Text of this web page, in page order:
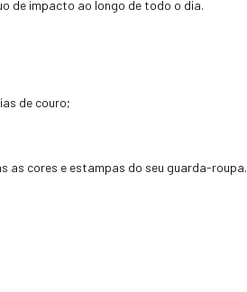
de impacto ao longo de todo o dia.
de couro;
as cores e estampas do seu guarda-roupa.